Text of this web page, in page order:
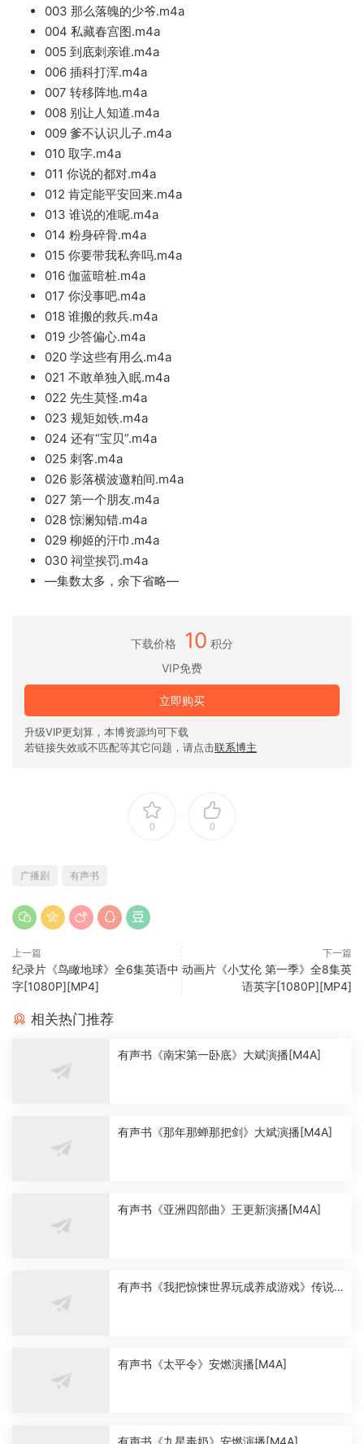
003 那么落魄的少爷.m4a
004 私藏春宫图.m4a
005 到底刺亲谁.m4a
006 插科打浑.m4a
007 转移阵地.m4a
008 别让人知道.m4a
009 爹不认识儿子.m4a
010 取字.m4a
011 你说的都对.m4a
012 肯定能平安回来.m4a
013 谁说的准呢.m4a
014 粉身碎骨.m4a
015 你要带我私奔吗.m4a
016 伽蓝暗桩.m4a
017 你没事吧.m4a
018 谁搬的救兵.m4a
019 少答偏心.m4a
020 学这些有用么.m4a
021 不敢单独入眠.m4a
022 先生莫怪.m4a
023 规矩如铁.m4a
024 还有“宝贝”.m4a
025 刺客.m4a
026 影落横波邀粕间.m4a
027 第一个朋友.m4a
028 惊澜知错.m4a
029 柳姬的汗巾.m4a
030 祠堂挨罚.m4a
—集数太多，余下省略—
下载价格 10 积分
VIP免费
立即购买
升级VIP更划算，本博资源均可下载
若链接失效或不匹配等其它问题，请点击联系博主
0 0
广播剧 有声书
上一篇
纪录片《鸟瞰地球》全6集英语中
字[1080P][MP4]
下一篇
动画片《小艾伦 第一季》全8集英
语英字[1080P][MP4]
相关热门推荐
有声书《南宋第一卧底》大斌演播[M4A]
有声书《那年那蝉那把剑》大斌演播[M4A]
有声书《亚洲四部曲》王更新演播[M4A]
有声书《我把惊悚世界玩成养成游戏》传说
有声书《太平令》安燃演播[M4A]
有声书《九星毒奶》安燃演播[M4A]